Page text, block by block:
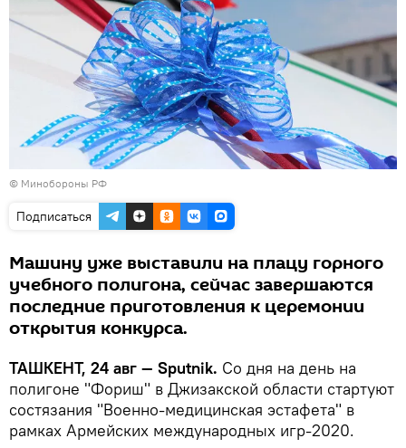
© Минобороны РФ
Подписаться
Машину уже выставили на плацу горного
учебного полигона, сейчас завершаются
последние приготовления к церемонии
открытия конкурса.
ТАШКЕНТ, 24 авг — Sputnik. Со дня на день на
полигоне "Фориш" в Джизакской области стартуют
состязания "Военно-медицинская эстафета" в
рамках Армейских международных игр-2020.